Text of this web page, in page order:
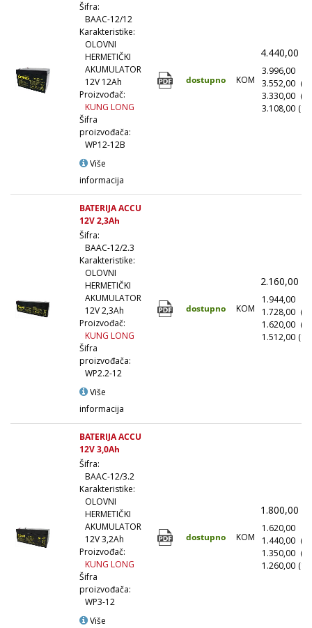
Šifra:
BAAC-12/12
Karakteristike:
OLOVNI
HERMETIČKI
AKUMULATOR
12V 12Ah
Proizvođač:
KUNG LONG
Šifra
proizvođača:
WP12-12B
Više
informacija
dostupno KOM
4.440,00
3.996,00
3.552,00
3.330,00
3.108,00
BATERIJA ACCU
12V 2,3Ah
Šifra:
BAAC-12/2.3
Karakteristike:
OLOVNI
HERMETIČKI
AKUMULATOR
12V 2,3Ah
Proizvođač:
KUNG LONG
Šifra
proizvođača:
WP2.2-12
Više
informacija
dostupno KOM
2.160,00
1.944,00
1.728,00
1.620,00
1.512,00
BATERIJA ACCU
12V 3,0Ah
Šifra:
BAAC-12/3.2
Karakteristike:
OLOVNI
HERMETIČKI
AKUMULATOR
12V 3,2Ah
Proizvođač:
KUNG LONG
Šifra
proizvođača:
WP3-12
Više
dostupno KOM
1.800,00
1.620,00
1.440,00
1.350,00
1.260,00